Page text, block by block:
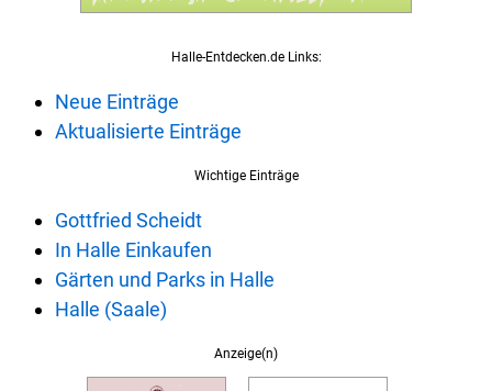
Halle-Entdecken.de Links:
Neue Einträge
Aktualisierte Einträge
Wichtige Einträge
Gottfried Scheidt
In Halle Einkaufen
Gärten und Parks in Halle
Halle (Saale)
Anzeige(n)